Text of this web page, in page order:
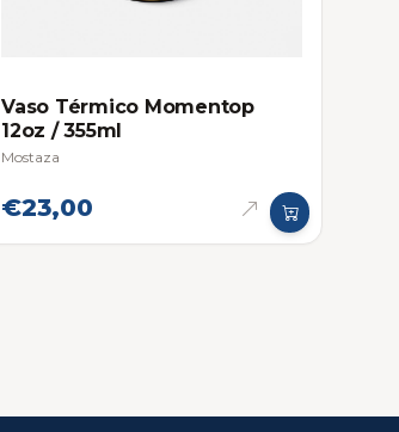
Vaso Térmico Momentop
12oz / 355ml
Mostaza
€23,00